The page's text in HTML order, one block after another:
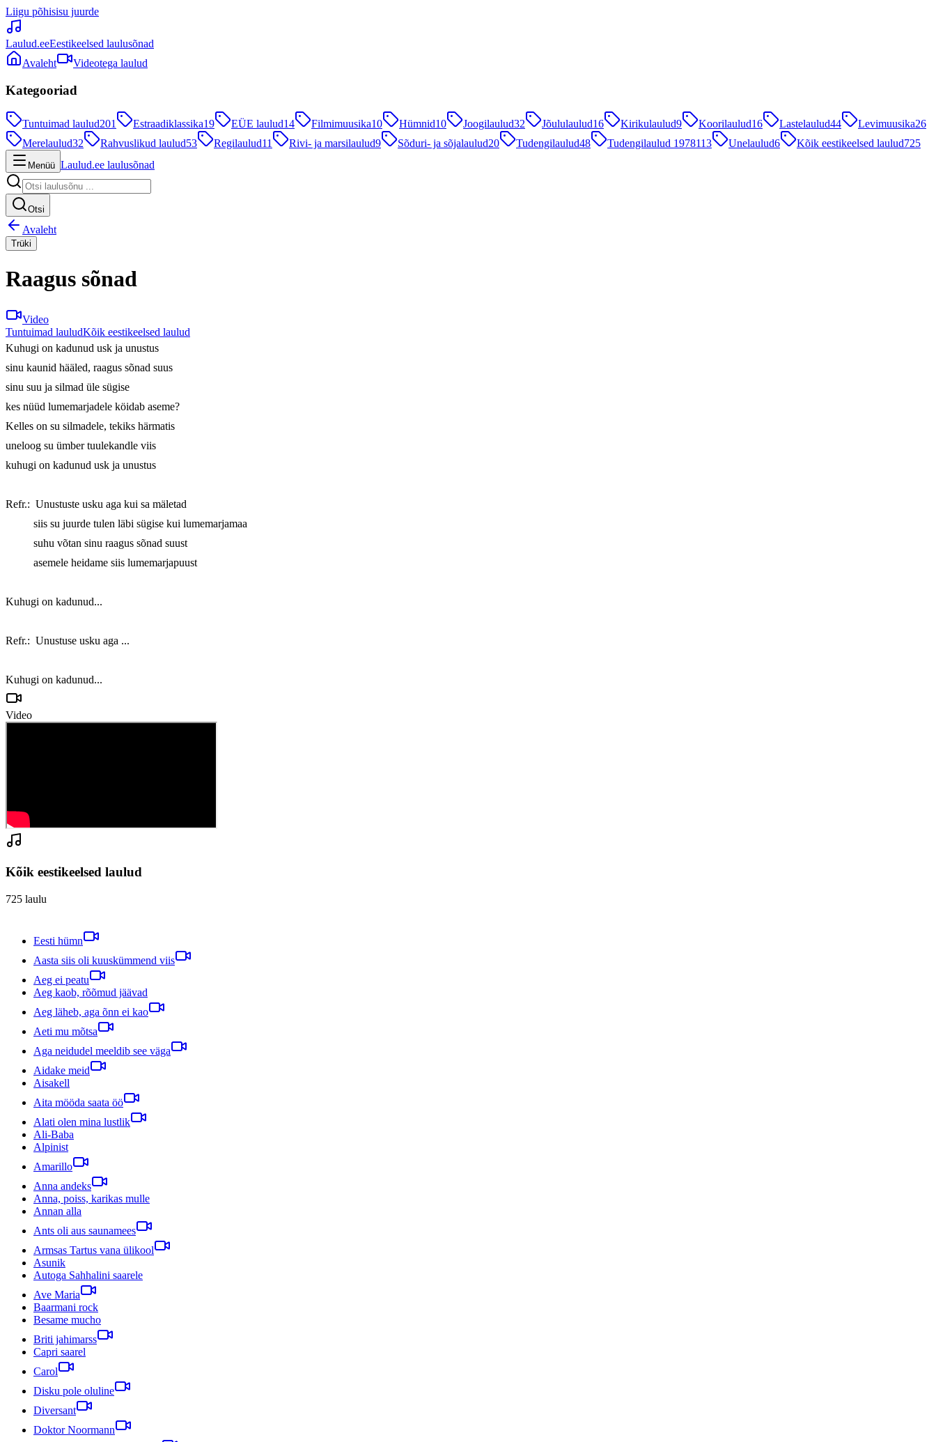
Liigu põhisisu juurde
Laulud.eeEestikeelsed laulusõnad
Avaleht
Videotega laulud
Kategooriad
Tuntuimad laulud201 Estraadiklassika19 EÜE laulud14 Filmimuusika10 Hümnid10 Joogilaulud32 Jõululaulud16 Kirikulaulud9 Koorilaulud16 Lastelaulud44 Levimuusika26
Merelaulud32 Rahvuslikud laulud53 Regilaulud11 Rivi- ja marsilaulud9 Sõduri- ja sõjalaulud20 Tudengilaulud48 Tudengilaulud 1978113 Unelaulud6 Kõik eestikeelsed laulud725
Menüü Laulud.ee laulusõnad
Otsi
Avaleht
Trüki
Raagus sõnad
Video
Tuntuimad lauludKõik eestikeelsed laulud
Kuhugi on kadunud usk ja unustus
sinu kaunid hääled, raagus sõnad suus
sinu suu ja silmad üle sügise
kes nüüd lumemarjadele köidab aseme?
Kelles on su silmadele, tekiks härmatis
uneloog su ümber tuulekandle viis
kuhugi on kadunud usk ja unustus
Refr.:  Unustuste usku aga kui sa mäletad
Kuhugi on kadunud...
Refr.:  Unustuse usku aga ...
Video
Kõik eestikeelsed laulud
725 laulu
Eesti hümn
Aasta siis oli kuuskümmend viis
Aeg ei peatu
Aeg kaob, rõõmud jäävad
Aeg läheb, aga õnn ei kao
Aeti mu mõtsa
Aga neidudel meeldib see väga
Aidake meid
Aisakell
Aita mööda saata öö
Alati olen mina lustlik
Ali-Baba
Alpinist
Amarillo
Anna andeks
Anna, poiss, karikas mulle
Annan alla
Ants oli aus saunamees
Armsas Tartus vana ülikool
Asunik
Autoga Sahhalini saarele
Ave Maria
Baarmani rock
Besame mucho
Briti jahimarss
Capri saarel
Carol
Disku pole oluline
Diversant
Doktor Noormann